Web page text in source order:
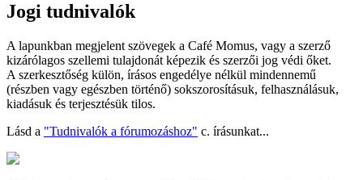
Jogi tudnivalók
A lapunkban megjelent szövegek a Café Momus, vagy a szerző
kizárólagos szellemi tulajdonát képezik és szerzői jog védi őket.
A szerkesztőség külön, írásos engedélye nélkül mindennemű
(részben vagy egészben történő) sokszorosításuk, felhasználásuk,
kiadásuk és terjesztésük tilos.
Lásd a "Tudnivalók a fórumozáshoz" c. írásunkat...